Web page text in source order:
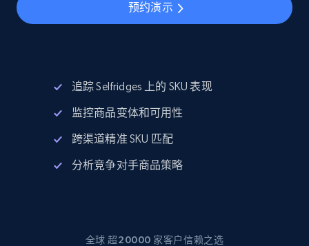
预约演示
追踪 Selfridges 上的 SKU 表现
监控商品变体和可用性
跨渠道精准 SKU 匹配
分析竞争对手商品策略
全球 超20000 家客户信赖之选